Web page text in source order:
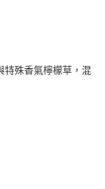
「AFTEE先享後付」
，可透過四大超商／
成。
要取消訂單，請聯絡
特殊香氣檸檬草，混